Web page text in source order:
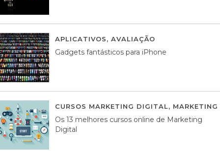
APLICATIVOS, AVALIAÇÃO
Gadgets fantásticos para iPhone
CURSOS MARKETING DIGITAL,
Os 13 melhores cursos online de Marketing
Digital